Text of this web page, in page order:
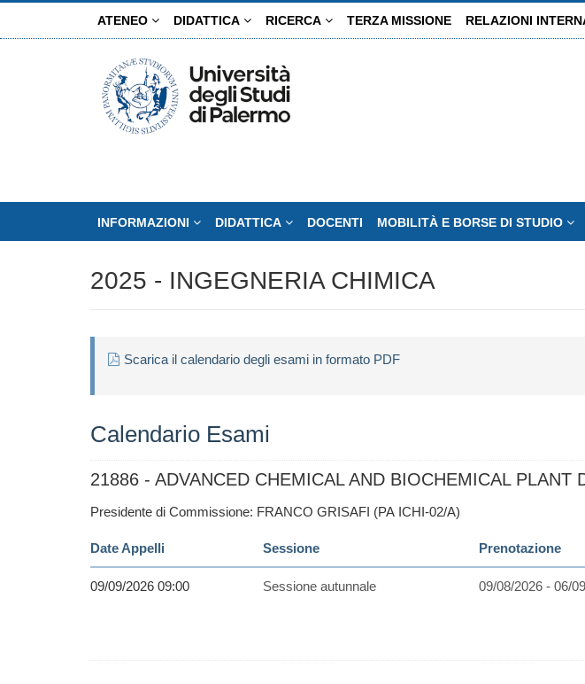
ATENEO DIDATTICA RICERCA TERZA MISSIONE RELAZIONI
INFORMAZIONI DIDATTICA DOCENTI MOBILITÀ E BORSE DI STUDIO
2025 - INGEGNERIA CHIMICA
Scarica il calendario degli esami in formato PDF
Calendario Esami
21886 - ADVANCED CHEMICAL AND BIOCHEMICAL PLANT
Presidente di Commissione: FRANCO GRISAFI (PA ICHI-02/A)
Date Appelli Sessione Prenotazione
09/09/2026 09:00 Sessione autunnale 09/08/2026 - 06/